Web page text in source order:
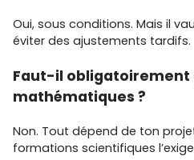
Oui, sous conditions. Mais il
éviter des ajustements tardifs.
Faut-il obligatoirement
mathématiques ?
Non. Tout dépend de ton
formations scientifiques